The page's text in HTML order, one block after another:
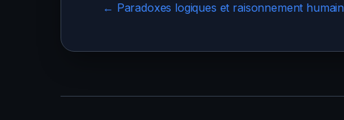
← Paradoxes logiques et raisonnement humain